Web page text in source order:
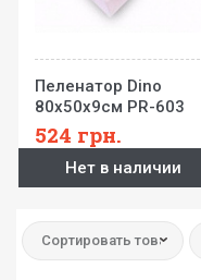
Пеленатор Dino
80x50x9см PR-603
Berber
524 грн.
Нет в наличии
Сортировать товар: